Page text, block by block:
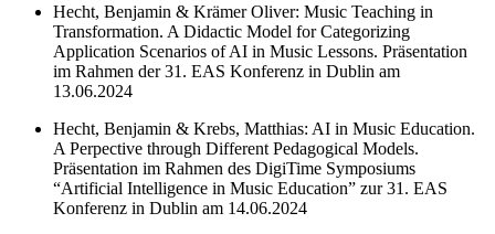
Hecht, Benjamin & Krämer Oliver: Music Teaching in
Transformation. A Didactic Model for Categorizing
Application Scenarios of AI in Music Lessons. Präsentation
im Rahmen der 31. EAS Konferenz in Dublin am
13.06.2024
Hecht, Benjamin & Krebs, Matthias: AI in Music Education.
A Perpective through Different Pedagogical Models.
Präsentation im Rahmen des DigiTime Symposiums
“Artificial Intelligence in Music Education” zur 31. EAS
Konferenz in Dublin am 14.06.2024